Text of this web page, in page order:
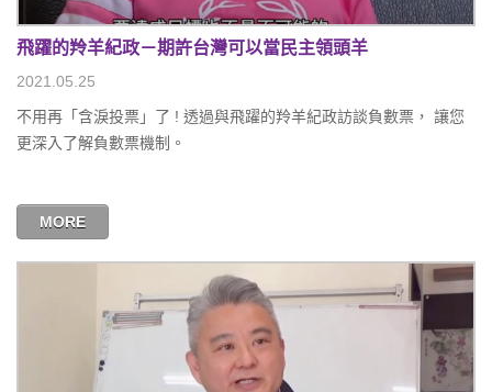
飛躍的羚羊紀政－期許台灣可以當民主領頭羊
2021.05.25
不用再「含淚投票」了 ! 透過與飛躍的羚羊紀政訪談負數票， 讓您
更深入了解負數票機制。
MORE